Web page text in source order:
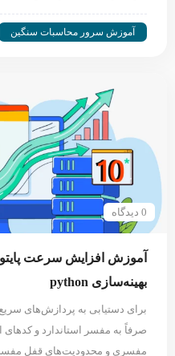
آموزش سرور محاسبات سنگین
0 دیدگاه
بهینه‌سازی python
برای دستیابی به پردازش‌های
صرفاً به مفسر استاندارد و کدهای